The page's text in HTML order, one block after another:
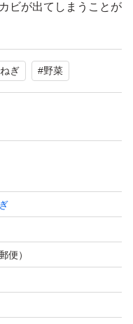
ビが出てしまうことが
ださい。
購入してください。
ールにて梱包致しま
ぎ #野菜
便）